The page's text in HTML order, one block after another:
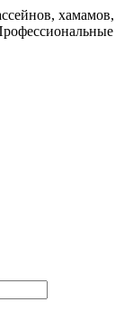
хамамов,